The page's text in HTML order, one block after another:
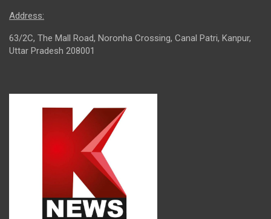
Address:
63/2C, The Mall Road, Noronha Crossing, Canal Patri, Kanpur,
Uttar Pradesh 208001